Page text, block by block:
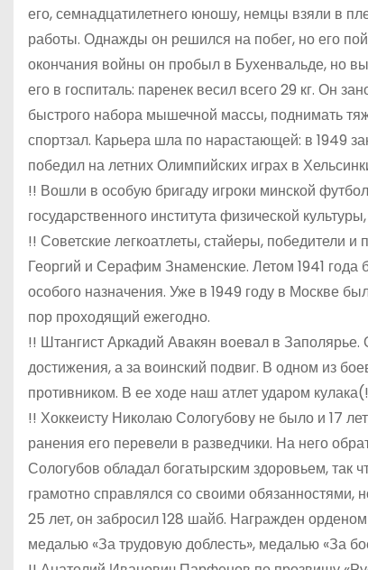
его, семнадцатилетнего юношу, немцы взяли в
работы. Однажды он решился на побег, но его
окончания войны он пробыл в Бухенвальде, но
его в госпиталь: паренек весил всего 29 кг. Он
быстрого набора мышечной массы, поднимать
спортзал. Карьера шла по нарастающей: в 1949
победил на летних Олимпийских играх в
!! Вошли в особую бригаду игроки минской
государственного института физической
!! Советские легкоатлеты, стайеры,
Георгий и Серафим Знаменские. Летом 1941
особого назначения. Уже в 1949 году в Москве
пор проходящий ежегодно.
!! Штангист Аркадий Авакян воевал в
достижения, а за воинский подвиг. В одном из
противником. В ее ходе наш атлет ударом
!! Хоккеисту Николаю Сологубову не было и 17
ранения его перевели в разведчики. На него
Сологубов обладал богатырским здоровьем, так
грамотно справлялся со своими обязанностями,
25 лет, он забросил 128 шайб. Награжден
медалью «За трудовую доблесть», медалью «За